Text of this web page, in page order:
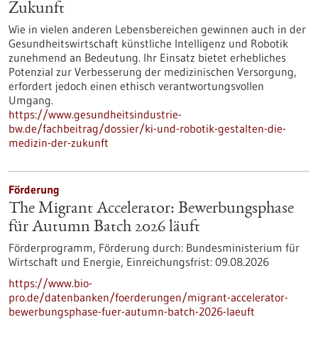
Zukunft
Wie in vielen anderen Lebensbereichen gewinnen auch in der
Gesundheitswirtschaft künstliche Intelligenz und Robotik
zunehmend an Bedeutung. Ihr Einsatz bietet erhebliches
Potenzial zur Verbesserung der medizinischen Versorgung,
erfordert jedoch einen ethisch verantwortungsvollen
Umgang.
https://www.gesundheitsindustrie-
bw.de/fachbeitrag/dossier/ki-und-robotik-gestalten-die-
medizin-der-zukunft
Förderung
The Migrant Accelerator: Bewerbungsphase
für Autumn Batch 2026 läuft
Förderprogramm, Förderung durch: Bundesministerium für
Wirtschaft und Energie, Einreichungsfrist: 09.08.2026
https://www.bio-
pro.de/datenbanken/foerderungen/migrant-accelerator-
bewerbungsphase-fuer-autumn-batch-2026-laeuft